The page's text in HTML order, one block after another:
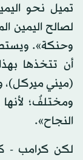
تميل نحو
لصالح اليمين
وحنكة».
أن تتخذها
(ميني
ومختلفٌ؛
النجاح».
لكن كرامب -